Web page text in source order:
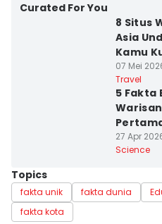
Curated For You
8 Situs
Asia
Kamu
07 Mei
Travel
5 Fakta
Warisan
27 Apr
Science
Topics
fakta unik fakta dunia
fakta kota